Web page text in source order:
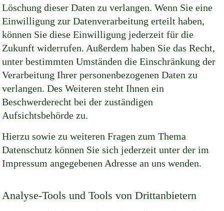
Löschung dieser Daten zu verlangen. Wenn Sie eine
Einwilligung zur Datenverarbeitung erteilt haben,
können Sie diese Einwilligung jederzeit für die
Zukunft widerrufen. Außerdem haben Sie das Recht,
unter bestimmten Umständen die Einschränkung der
Verarbeitung Ihrer personenbezogenen Daten zu
verlangen. Des Weiteren steht Ihnen ein
Beschwerderecht bei der zuständigen
Aufsichtsbehörde zu.
Hierzu sowie zu weiteren Fragen zum Thema
Datenschutz können Sie sich jederzeit unter der im
Impressum angegebenen Adresse an uns wenden.
Analyse-Tools und Tools von Drittanbietern